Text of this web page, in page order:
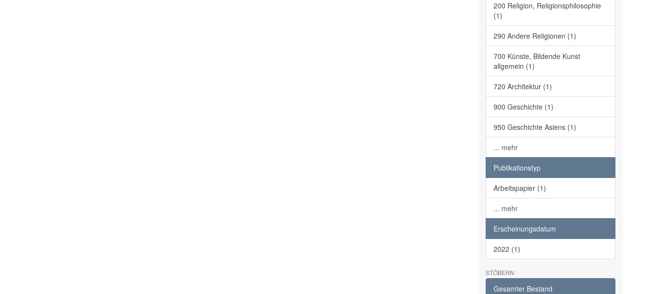
200 Religion, Religionsphilosophie
(1)
290 Andere Religionen (1)
700 Künste, Bildende Kunst
allgemein (1)
720 Architektur (1)
900 Geschichte (1)
950 Geschichte Asiens (1)
... mehr
Publikationstyp
Arbeitspapier (1)
... mehr
Erscheinungsdatum
2022 (1)
STÖBERN
Gesamter Bestand